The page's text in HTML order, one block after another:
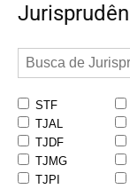
STF
TJAL
TJDF
TJMG
TJPI